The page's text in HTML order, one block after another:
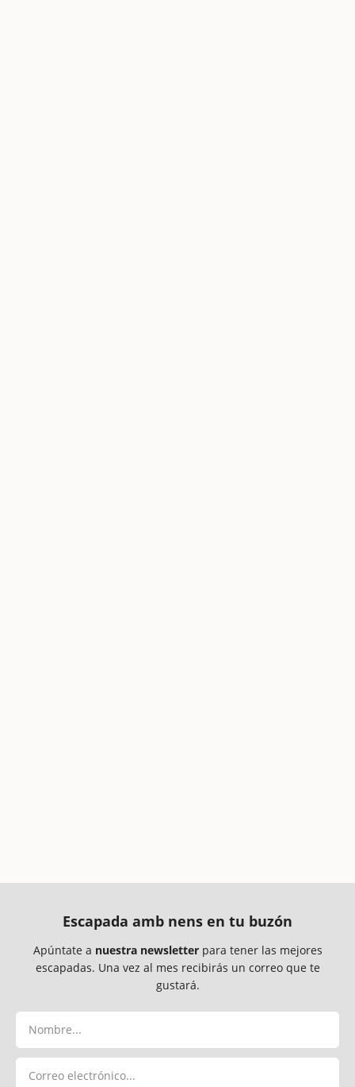
Escapada amb nens en tu buzón
Apúntate a nuestra newsletterpara tener las mejores
escapadas. Una vez al mes recibirás un correo que te
gustará.